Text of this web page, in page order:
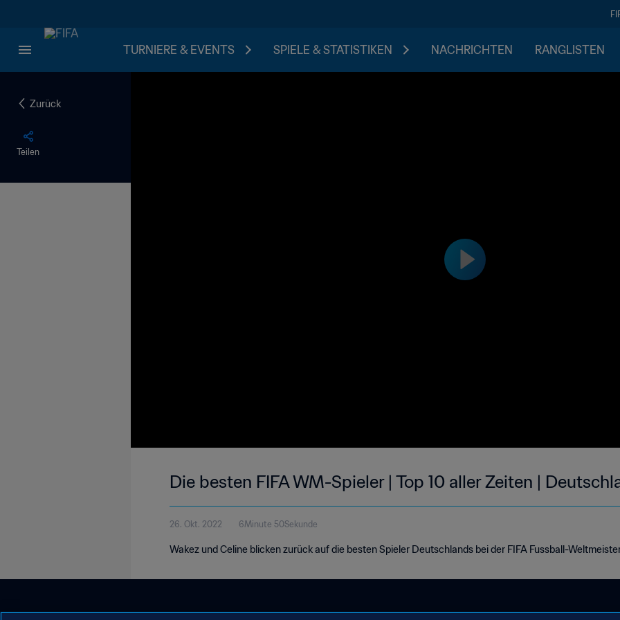
TURNIERE & EVENTS SPIELE & STATISTIKEN NACHRICHTEN RANGLISTEN
Zurück
Teilen
Die besten FIFA WM-Spieler | Top 10 aller Zeiten |
26. Okt. 2022 6Minute 50Sekunde
Wakez und Celine blicken zurück auf die besten Spieler Deutschlands bei der FIFA Fussball-